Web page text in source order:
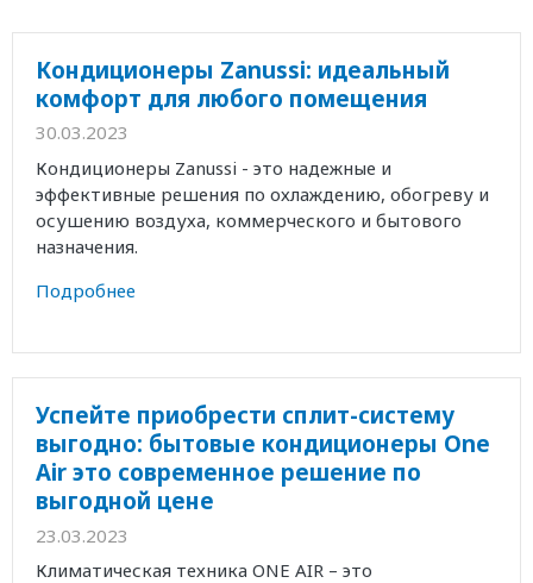
Кондиционеры Zanussi: идеальный
комфорт для любого помещения
30.03.2023
Кондиционеры Zanussi - это надежные и
эффективные решения по охлаждению, обогреву и
осушению воздуха, коммерческого и бытового
назначения.
Подробнее
Успейте приобрести сплит-систему
выгодно: бытовые кондиционеры One
Air это современное решение по
выгодной цене
23.03.2023
Климатическая техника ONE AIR – это